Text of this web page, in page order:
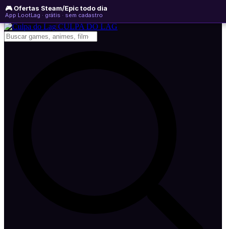
🎮 Ofertas Steam/Epic todo dia
App LootLag · grátis · sem cadastro
segunda-feira, 10 de agosto de 2026
Newsletter
CULPA DO LAG